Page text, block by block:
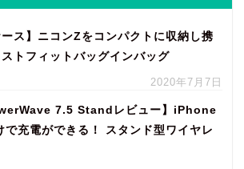
ース】ニコンZをコンパクトに収納し携
トフィットバッグインバッグ
2020年7月7日
7.5 Standレビュー】iPhone
で充電ができる！ スタンド型ワイヤレ